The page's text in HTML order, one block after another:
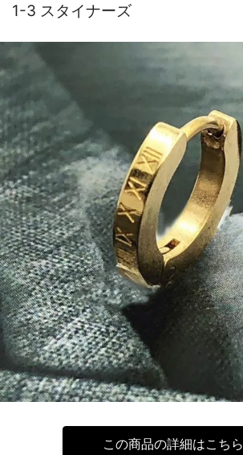
1-3 スタイナーズ
この商品の詳細はこちら